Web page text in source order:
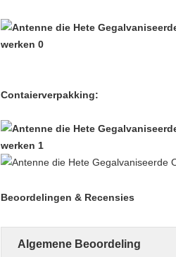
Contaierverpakking:
Beoordelingen & Recensies
Algemene Beoordeling